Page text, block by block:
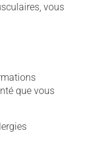
vous
que vous